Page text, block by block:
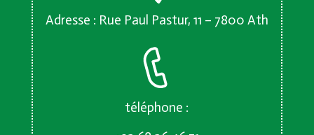
Adresse : Rue Paul Pastur, 11 – 7800 Ath
téléphone :